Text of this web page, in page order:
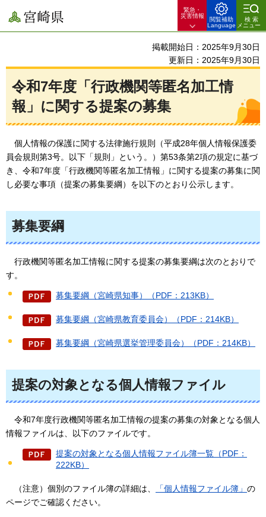
宮崎県
緊急・
災害情報
閲覧補助
Language
検索
メニュー
掲載開始日：2025年9月30日
更新日：2025年9月30日
令和7年度「行政機関等匿名加工情
報」に関する提案の募集
個人情報の保護に関する法律施行規則（平成28年個人情報保護委
員会規則第3号。以下「規則」という。）第53条第2項の規定に基づ
き、令和7年度「行政機関等匿名加工情報」に関する提案の募集に関
し必要な事項（提案の募集要綱）を以下のとおり公示します。
募集要綱
行政機関等匿名加工情報に関する提案の募集要綱は次のとおりで
す。
募集要綱（宮崎県知事）（PDF：213KB）
募集要綱（宮崎県教育委員会）（PDF：214KB）
募集要綱（宮崎県選挙管理委員会）（PDF：214KB）
提案の対象となる個人情報ファイル
令和7年度行政機関等匿名加工情報の提案の募集の対象となる個人
情報ファイルは、以下のファイルです。
提案の対象となる個人情報ファイル簿一覧（PDF：
222KB）
（注意）個別のファイル簿の詳細は、 「個人情報ファイル簿」 の
ページでご確認ください。